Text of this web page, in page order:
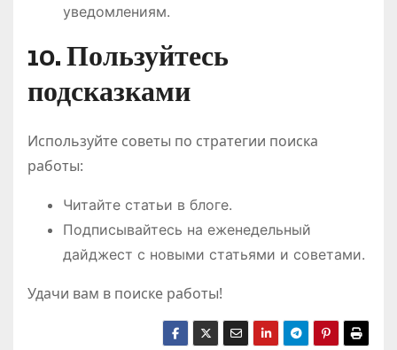
уведомлениям.
10. Пользуйтесь
подсказками
Используйте советы по стратегии поиска
работы:
Читайте статьи в блоге.
Подписывайтесь на еженедельный
дайджест с новыми статьями и советами.
Удачи вам в поиске работы!